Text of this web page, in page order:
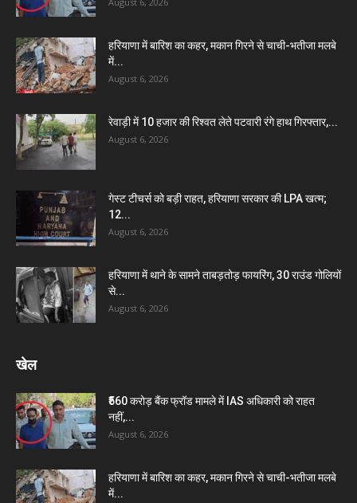
हरियाणा में बारिश का कहर, मकान गिरने से चाची-भतीजा मलबे
में...
August 6, 2026
रेवाड़ी में 10 हजार की रिश्वत लेते पटवारी रंगे हाथ गिरफ्तार,...
August 6, 2026
गेस्ट टीचर्स को बड़ी राहत, हरियाणा सरकार की LPA खत्म;
12...
August 6, 2026
हरियाणा में थाने के सामने ताबड़तोड़ फायरिंग, 30 राउंड गोलियों
से...
August 6, 2026
खेल
₹560 करोड़ बैंक फ्रॉड मामले में IAS अधिकारी को राहत
नहीं,...
August 6, 2026
हरियाणा में बारिश का कहर, मकान गिरने से चाची-भतीजा मलबे
में...